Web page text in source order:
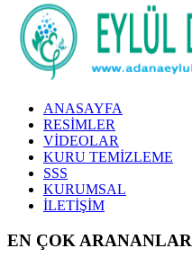
ANASAYFA
RESİMLER
VİDEOLAR
KURU TEMİZLEME
SSS
KURUMSAL
İLETİŞİM
EN ÇOK ARANANLAR